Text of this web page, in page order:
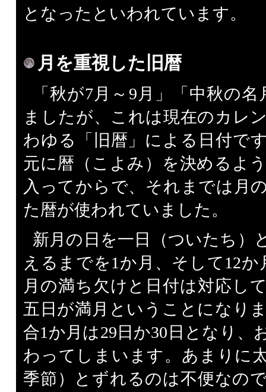
となったといわれています。
月を重視した旧暦
「秋が7月～9月」「中秋の
ましたが、これは現在のカレ
わゆる「旧暦」による日付で
元に暦（こよみ）を決めるよ
入ってからで、それまでは月
た暦が使われていました。
新月の日を一日（ついたち）
えるまでを1か月、そして12
月の満ち欠けと日付は対応し
五日が満月ということになり
合1か月は29日か30日となり、
わってしまいます。あまりに
季節）とずれるのは不便なの